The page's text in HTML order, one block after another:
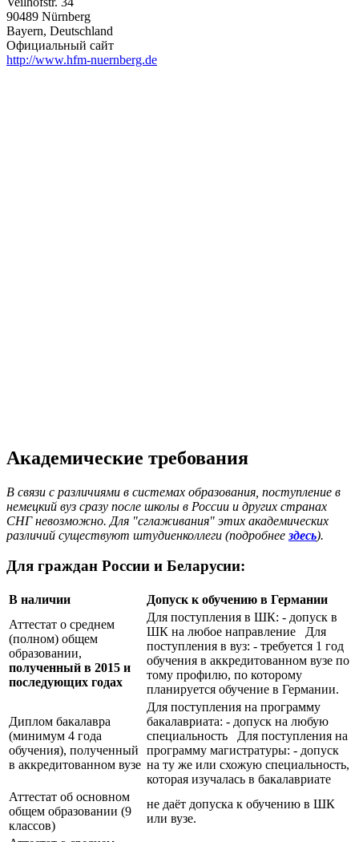
90489 Nürnberg
Bayern, Deutschland
Официальный сайт
http://www.hfm-nuernberg.de
Академические требования
В связи с различиями в системах образования, поступление в
немецкий вуз сразу после школы в России и других странах
СНГ невозможно. Для "сглаживания" этих академических
различий существуют штудиенколлеги (подробнее здесь).
Для граждан России и Беларусии:
В наличии
Допуск к обучению в Германии
Аттестат о среднем
(полном) общем
образовании,
полученный в 2015 и
последующих годах
Для поступления в ШК: - допуск в
ШК на любое направление Для
поступления в вуз: - требуется 1 год
обучения в аккредитованном вузе по
тому профилю, по которому
планируется обучение в Германии.
Диплом бакалавра
(минимум 4 года
обучения), полученный
в аккредитованном вузе
Для поступления на программу
бакалавриата: - допуск на любую
специальность Для поступления на
программу магистратуры: - допуск
на ту же или схожую специальность,
которая изучалась в бакалавриате
Аттестат об основном
общем образовании (9
классов)
не даёт допуска к обучению в ШК
или вузе.